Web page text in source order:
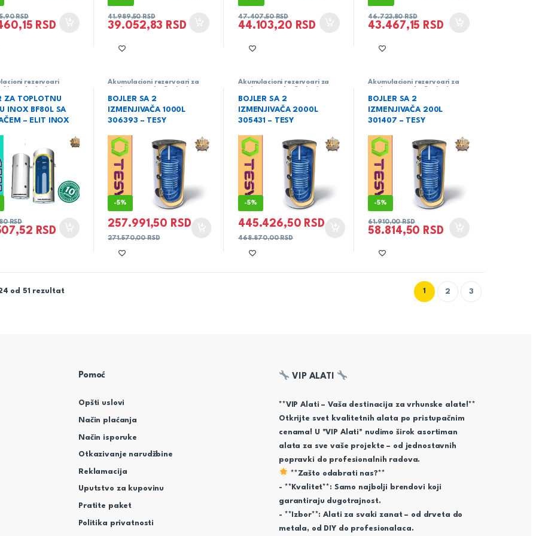
RSD
RSD
39.052,83 RSD
41.989,50RSD
44.103,20 RSD
47.407,50RSD
43.467,15 RSD
46.723,80RSD
rezervoari
za toplu tehničku
ZA TOPLOTNU
INOX BF80L SA
– ELIT INOX
RSD
RSD
Akumulacioni rezervoari za
Tesy
BOJLER SA 2
IZMENJIVAČA 1000L
306393 – TESY
-5%
257.991,50 RSD
271.570,00RSD
Akumulacioni rezervoari za
Tesy
BOJLER SA 2
IZMENJIVAČA 2000L
305431 – TESY
-5%
445.426,50 RSD
468.870,00RSD
Akumulacioni rezervoari za
Tesy
BOJLER SA 2
IZMENJIVAČA 200L
301407 – TESY
-5%
58.814,50 RSD
61.910,00RSD
od 51 rezultat 1 2 3
Pomoć
Opšti uslovi
Način plaćanja
Način isporuke
Otkazivanje narudžbine
Reklamacija
Uputstvo za kupovinu
Pratite paket
Politika privatnosti
VIP ALATI
**VIP Alati – Vaša destinacija za vrhunske alate!**
Otkrijte svet kvalitetnih alata po pristupačnim
cenama! U "VIP Alati" nudimo širok asortiman
alata za sve vaše projekte – od jednostavnih
popravki do profesionalnih radova.
**Zašto odabrati nas?**
- **Kvalitet**: Samo najbolji brendovi koji
garantiraju dugotrajnost.
- **Izbor**: Alati za svaki zanat – od drveta do
metala, od DIY do profesionalaca.